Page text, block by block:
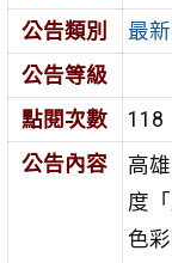
公告類別
最
公告等級
點閱次數
118
公告內容
高
度
色